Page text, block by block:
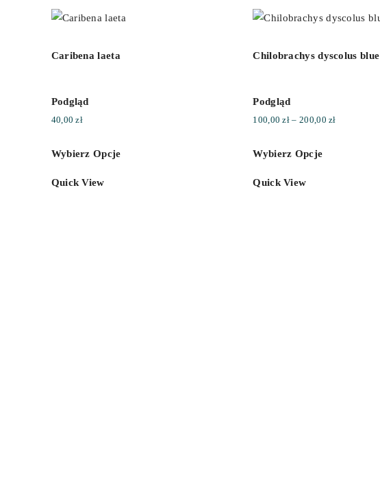
Caribena laeta
Podgląd
40,00zł
Wybierz Opcje
Quick View
Chilobrachys dyscolus blue
Podgląd
100,00zł – 200,00złZakres
Wybierz Opcje
Quick View